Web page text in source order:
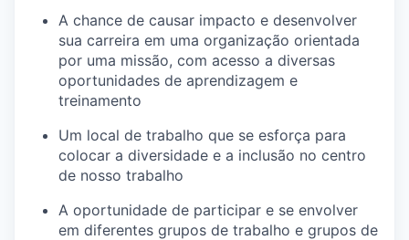
A chance de causar impacto e desenvolver
sua carreira em uma organização orientada
por uma missão, com acesso a diversas
oportunidades de aprendizagem e
treinamento
Um local de trabalho que se esforça para
colocar a diversidade e a inclusão no centro
de nosso trabalho
A oportunidade de participar e se envolver
em diferentes grupos de trabalho e grupos de